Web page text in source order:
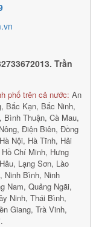
Trần
phố trên cả nước: An
Bắc Kạn, Bắc Ninh,
Thuận, Cà Mau,
Điện Biên, Đồng
Nội, Hà Tĩnh, Hải
Chí Minh, Hưng
Lạng Sơn, Lào
Ninh Bình, Ninh
Nam, Quảng Ngãi,
Ninh, Thái Bình,
Giang, Trà Vinh,